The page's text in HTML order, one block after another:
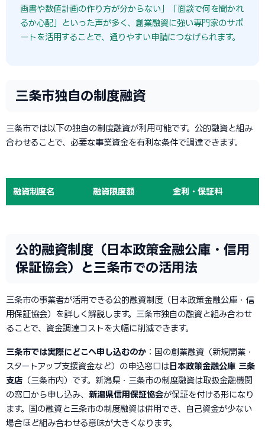
画書や数値計画の作り方が分からない」「面談で何を聞かれ
るか心配」といった声が多く、創業融資に強い専門家のサポ
ートを活用することで、通りやすい申請につなげられます。
三条市独自の制度融資
三条市では以下の独自の制度融資が利用可能です。公的融資と組み
合わせることで、必要な事業資金を有利な条件で調達できます。
融資制度名 融資限度額 金利・保証料
公的融資制度（日本政策金融公庫・信用
保証協会）と三条市での活用法
三条市の事業者が活用できる公的融資制度（日本政策金融公庫・信
用保証協会）を詳しく解説します。三条市独自の融資と組み合わせ
ることで、資金調達コストを大幅に削減できます。
三条市では実際にどこへ申し込むのか ：国の創業融資（新規開業・
スタートアップ支援資金など）の申込窓口は 日本政策金融公庫 三条
支店 （三条市内）です。新潟県・三条市の制度融資は取扱金融機関
の窓口から申し込み、 新潟県信用保証協会が保証を付ける形になり
ます。国の融資と三条市の制度融資は併用でき、自己資金が少ない
場合ほど組み合わせる意味が大きくなります。